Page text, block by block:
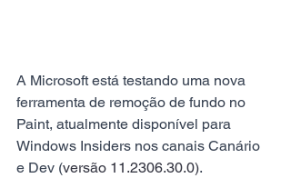
A Microsoft está testando uma nova
ferramenta de remoção de fundo no
Paint, atualmente disponível para
Windows Insiders nos canais Canário
e Dev (versão 11.2306.30.0).